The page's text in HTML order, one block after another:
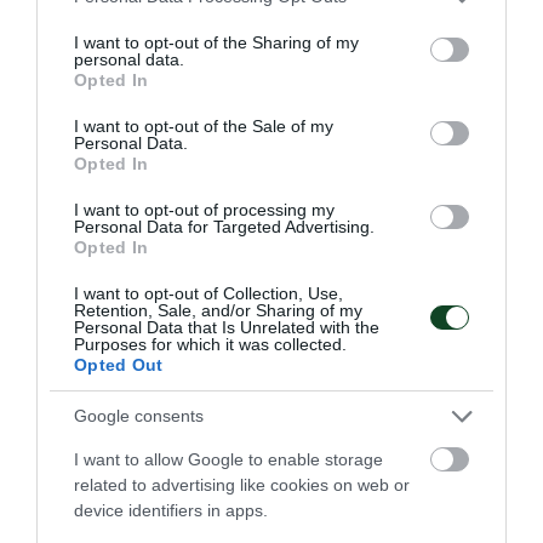
not limited to your visit or usage behaviour. You may click to
grant or deny consent to Google and its third-party tags to
use your data for below specified purposes in below Google
consent section.
I want to opt-out of the Sharing of my
personal data.
Opted In
I want to opt-out of the Sale of my
Personal Data.
Opted In
I want to opt-out of processing my
Personal Data for Targeted Advertising.
Opted In
I want to opt-out of Collection, Use,
Retention, Sale, and/or Sharing of my
Personal Data that Is Unrelated with the
Purposes for which it was collected.
Opted Out
Google consents
I want to allow Google to enable storage
related to advertising like cookies on web or
device identifiers in apps.
στους ομίλους της EuroLeague.
16.07.2026 ΜΠΑΣΚΕΤ ΓΥΝΑΙΚΩΝ
Μεγάλη νίκη κόντρα στην Τσεχία
για την Εθνική Νέων γυναικών